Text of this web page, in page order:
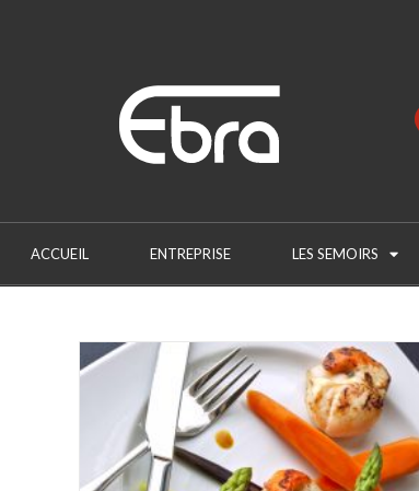
ACCUEIL ENTREPRISE LES SEMOIRS